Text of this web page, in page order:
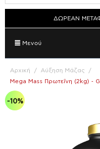
ΔΩΡΕΑΝ
Μενού
Αρχική / Αύξηση Μάζας
/
Mega Mass Πρωτεΐνη (2kg) -
-10%